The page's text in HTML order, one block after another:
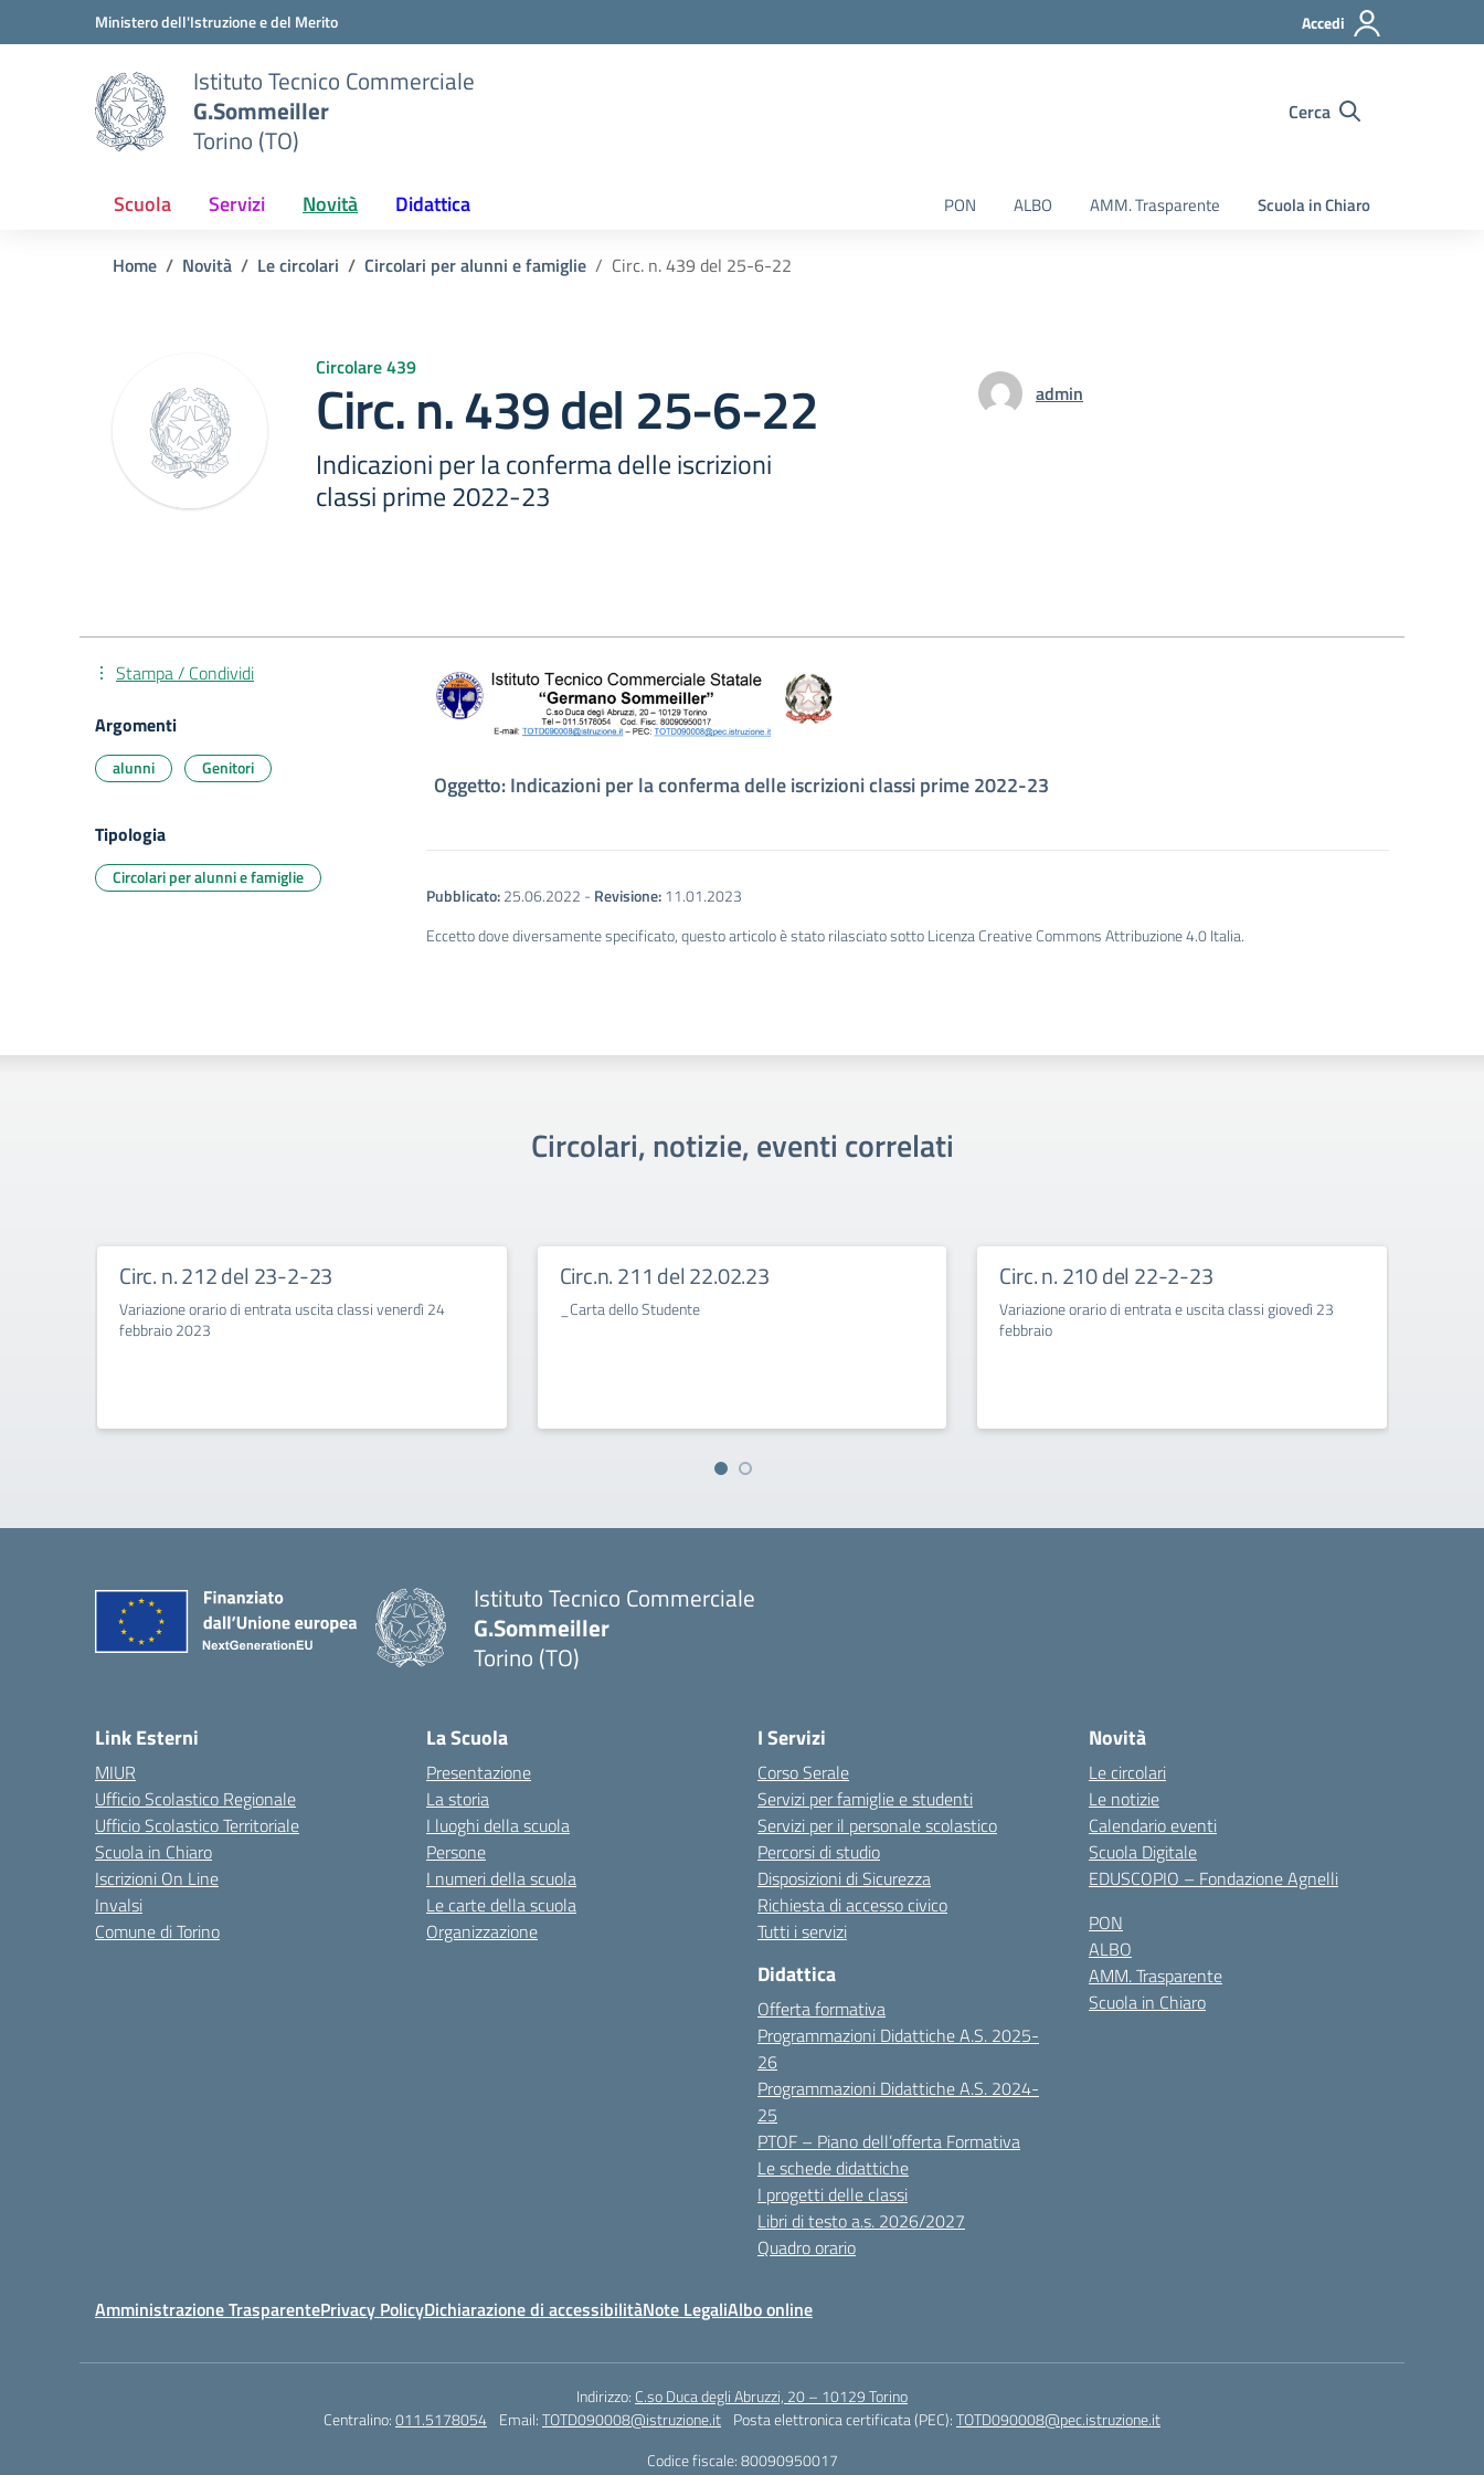
Vai ai contenuti
Vai al menu di navigazioneMinistero dell'Istruzione e del Merito Accedi
Istituto Tecnico Commerciale
G.Sommeiller
Torino (TO)
Cerca
Scuola Servizi Novità Didattica PON ALBO AMM. Trasparente Scuola in Chiaro
Home Novità Le circolari Circolari per alunni e famiglie Circ. n. 439 del 25-6-22
Circolare 439
Circ. n. 439 del 25-6-22
Indicazioni per la conferma delle iscrizioni
classi prime 2022-23
admin
Oggetto: Indicazioni per la conferma delle iscrizioni classi prime 2022-23
Pubblicato:25.06.2022 -Revisione:11.01.2023
Eccetto dove diversamente specificato, questo articolo è stato rilasciato sotto Licenza Creative Commons Attribuzione 4.0 Italia.
Stampa / Condividi
Argomenti
alunni Genitori
Tipologia
Circolari per alunni e famiglie
Circolari, notizie, eventi correlati
Circ. n. 212 del 23-2-23
Variazione orario di entrata uscita classi venerdì 24
febbraio 2023
Circ.n. 211 del 22.02.23
_Carta dello Studente
Circ. n. 210 del 22-2-23
Variazione orario di entrata e uscita classi giovedì 23
febbraio
Istituto Tecnico Commerciale
G.Sommeiller
Torino (TO)
Link Esterni
MIUR
Ufficio Scolastico Regionale
Ufficio Scolastico Territoriale
Scuola in Chiaro
Iscrizioni On Line
Invalsi
Comune di Torino
La Scuola
Presentazione
La storia
I luoghi della scuola
Persone
I numeri della scuola
Le carte della scuola
Organizzazione
I Servizi
Corso Serale
Servizi per famiglie e studenti
Servizi per il personale scolastico
Percorsi di studio
Disposizioni di Sicurezza
Richiesta di accesso civico
Tutti i servizi
Didattica
Offerta formativa
Programmazioni Didattiche A.S. 2025-
26
Programmazioni Didattiche A.S. 2024-
25
PTOF – Piano dell’offerta Formativa
Le schede didattiche
I progetti delle classi
Libri di testo a.s. 2026/2027
Quadro orario
Novità
Le circolari
Le notizie
Calendario eventi
Scuola Digitale
EDUSCOPIO – Fondazione Agnelli
PON
ALBO
AMM. Trasparente
Scuola in Chiaro
Amministrazione TrasparentePrivacy PolicyDichiarazione di accessibilitàNote LegaliAlbo online
Indirizzo: C.so Duca degli Abruzzi, 20 – 10129 Torino
Centralino:011.5178054 Email:TOTD090008@istruzione.it Posta elettronica certificata (PEC):TOTD090008@pec.istruzione.it
Codice fiscale: 80090950017